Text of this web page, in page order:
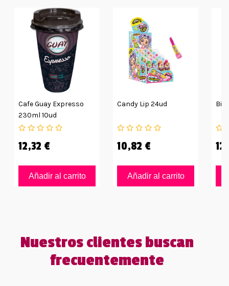
Cafe Guay Expresso
230ml 10ud
12,32 €
Añadir al carrito
Candy Lip 24ud
10,82 €
Añadir al carrito
Big
Nuestros clientes buscan
frecuentemente